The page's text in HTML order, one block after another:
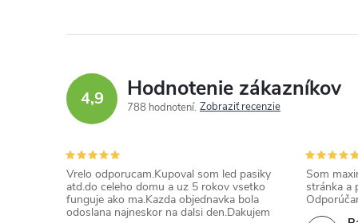
4,9 Hodnotenie zákazníkov
788 hodnotení Zobraziť recenzie
Vrelo odporucam.Kupoval som led pasiky
atd.do celeho domu a uz 5 rokov vsetko
funguje ako ma.Kazda objednavka bola
odoslana najneskor na dalsi den.Dakujem
Som
stránka a